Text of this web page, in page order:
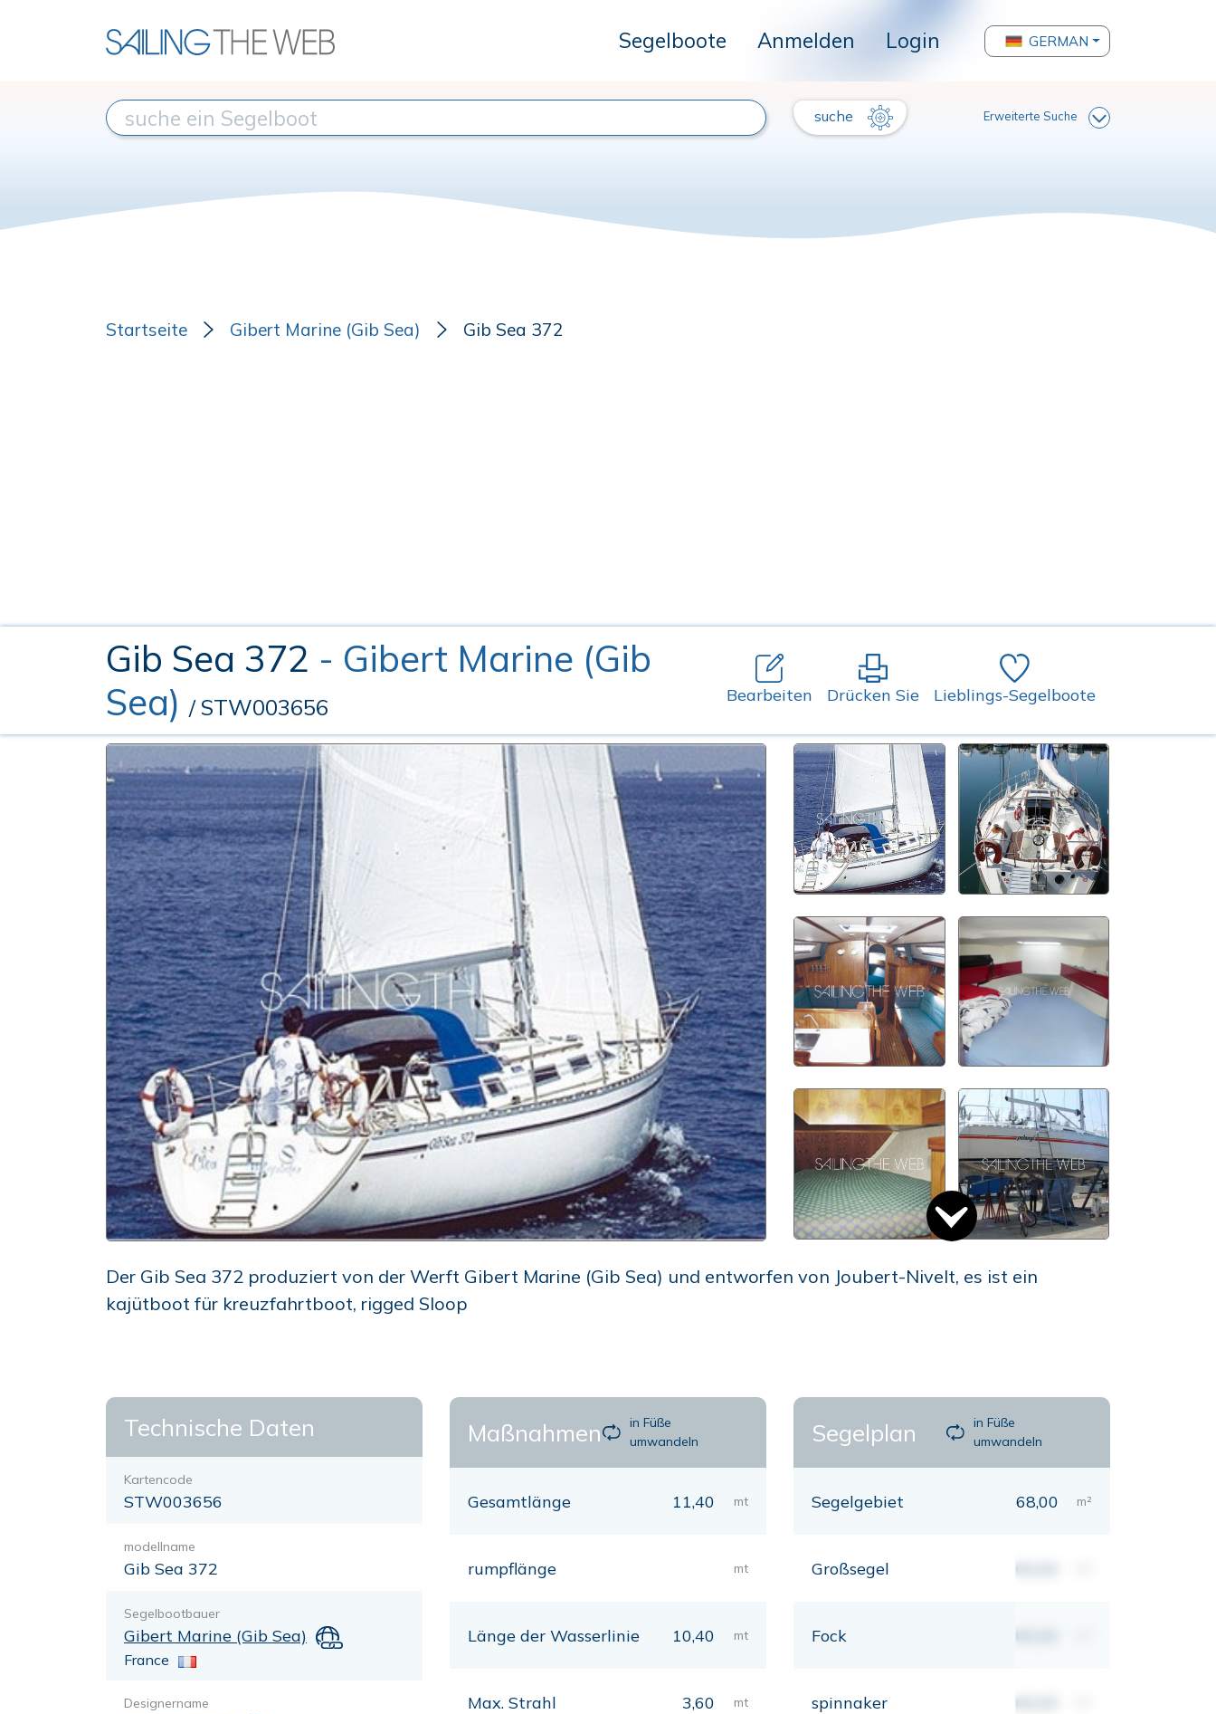
Segelboote Anmelden Login GERMAN
suche Erweiterte Suche
Startseite Gibert Marine (Gib Sea) Gib Sea 372
Gib Sea 372 - Gibert Marine (Gib
Sea) / STW003656 Bearbeiten Drücken Sie Lieblings-Segelboote
Der Gib Sea 372 produziert von der Werft Gibert Marine (Gib Sea) und entworfen von Joubert-Nivelt, es ist ein
kajütboot für kreuzfahrtboot, rigged Sloop
Technische Daten
Kartencode
STW003656
modellname
Gib Sea 372
Segelbootbauer
Gibert Marine (Gib Sea)
France
Designername
Maßnahmen
in Füße
umwandeln
Gesamtlänge 11,40 mt
rumpflänge mt
Länge der Wasserlinie 10,40 mt
Max. Strahl 3,60 mt
Segelplan
in Füße
umwandeln
Segelgebiet 68,00 m²
Großsegel 00,00
Fock 00,00
spinnaker 00,00